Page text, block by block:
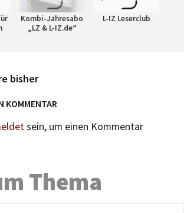
Kombi-Jahresabo
„LZ & L-IZ.de“
L-IZ Leserclub
bisher
KOMMENTAR
sein, um einen Kommentar
Thema